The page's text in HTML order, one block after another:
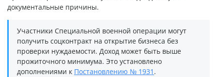
документальные причины.
Участники Специальной военной операции могут
получить соцконтракт на открытие бизнеса без
проверки нуждаемости. Доход может быть выше
прожиточного минимума. Это установлено
дополнениями к Постановлению № 1931 .